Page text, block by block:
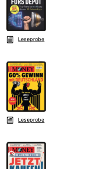
Leseprobe
Leseprobe